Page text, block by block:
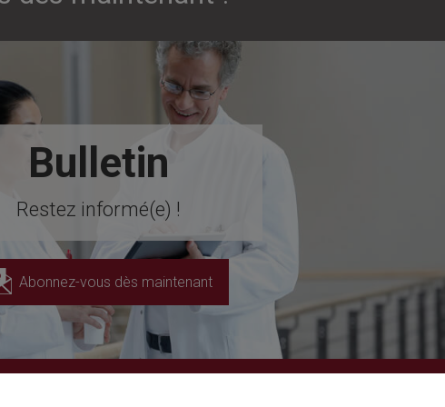
Bulletin
Restez informé(e) !
Abonnez-vous dès maintenant